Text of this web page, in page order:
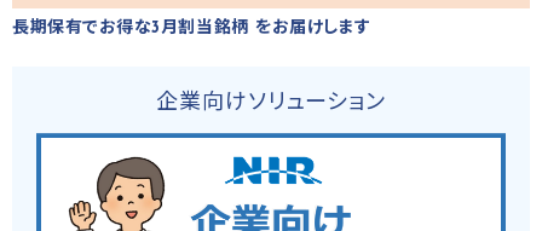
長期保有でお得な3月割当銘柄 をお届けします
企業向けソリューション